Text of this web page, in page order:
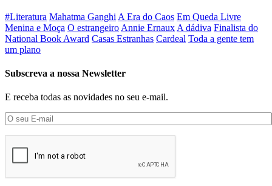
#Literatura Mahatma Ganghi A Era do Caos Em Queda Livre
Menina e Moça O estrangeiro Annie Ernaux A dádiva Finalista do
National Book Award Casas Estranhas Cardeal Toda a gente tem
um plano
Subscreva a nossa Newsletter
E receba todas as novidades no seu e-mail.